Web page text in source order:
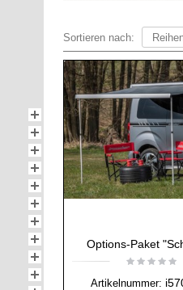
Sortieren nach:
Options-Paket
Artikelnummer: